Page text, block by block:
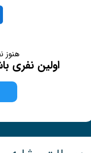
هنوز
اولین نفری